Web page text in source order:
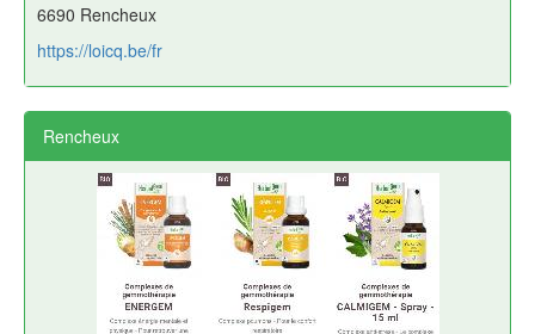
6690 Rencheux
https://loicq.be/fr
Rencheux